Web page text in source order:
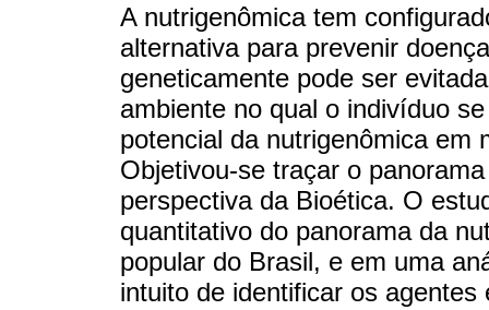
A nutrigenômica tem
alternativa para prevenir
geneticamente pode ser
ambiente no qual o indivíduo
potencial da nutrigenômica em
Objetivou-se traçar o
perspectiva da Bioética. O
quantitativo do panorama da
popular do Brasil, e em uma
intuito de identificar os